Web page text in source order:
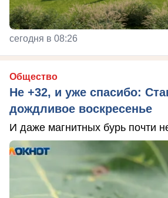
сегодня в 08:26
Общество
Не +32, и уже спасибо:
дождливое воскресенье
И даже магнитных бурь почти